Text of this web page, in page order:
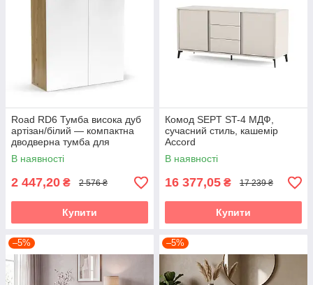
Road RD6 Тумба висока дуб
артізан/білий — компактна
дводверна тумба для
зберігання Accord
В наявності
2 447,20 ₴ 2 576 ₴
Купити
Комод SEPT ST-4 МДФ,
сучасний стиль, кашемір
Accord
В наявності
16 377,05 ₴ 17 239 ₴
Купити
–5% –5%